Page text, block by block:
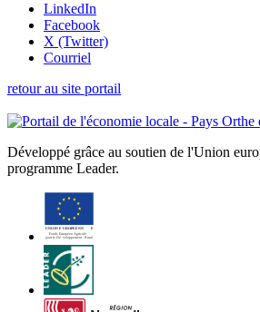
LinkedIn
Facebook
X (Twitter)
Courriel
retour au site portail
Développé grâce au soutien de l'Union
programme Leader.